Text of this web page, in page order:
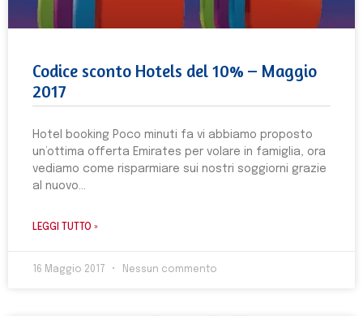
Codice sconto Hotels del 10% – Maggio
2017
Hotel booking Poco minuti fa vi abbiamo proposto
un’ottima offerta Emirates per volare in famiglia, ora
vediamo come risparmiare sui nostri soggiorni grazie
al nuovo
LEGGI TUTTO »
16 Maggio 2017 Nessun commento